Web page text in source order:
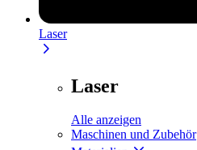
Laser
Laser
Alle anzeigen
Maschinen und Zubehör